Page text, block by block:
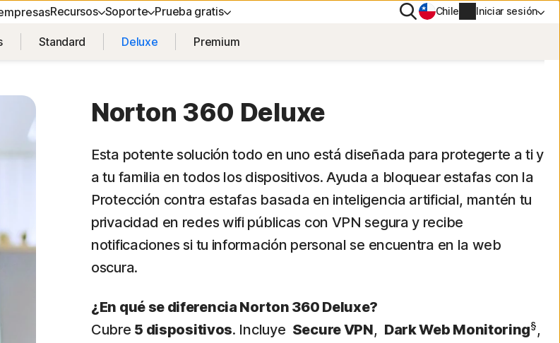
DEL DISPOSITIVO
AntiVirus Plus
Norton Mobile Security para
Android™
Norton Mobile Security para iOS™
PRIVACIDAD
Recursos
DE NORTON
de privacidad
Soporte
APRENDER
Prueba gratis
PRUEBA GRATIS
BuscarChile Iniciar sesión
Información de cuenta
Información de facturación
Renovar
Historial de pedidos
Standard Deluxe Premium
Norton 360 Deluxe
Esta potente solución todo en uno está diseñada para protegerte a ti y
a tu familia en todos los dispositivos. Ayuda a bloquear estafas con la
Protección contra estafas basada en inteligencia artificial, mantén tu
privacidad en redes wifi públicas con VPN segura y recibe
notificaciones si tu información personal se encuentra en la web
oscura.
¿En qué se diferencia Norton 360 Deluxe?
Cubre 5 dispositivos. Incluye Secure VPN, Dark Web Monitoring§,